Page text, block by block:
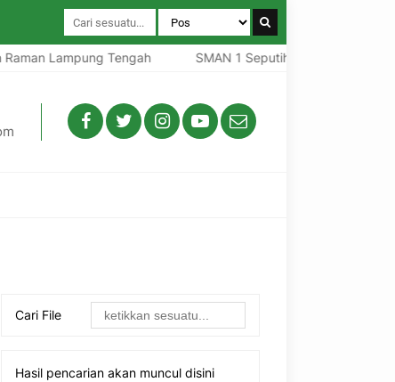
Lampung Tengah SMAN 1 Seputih Raman Lampung
Cari File
Hasil pencarian akan muncul disini